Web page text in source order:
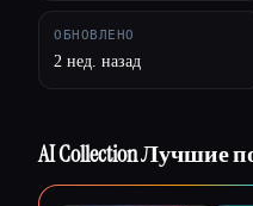
ОБНОВЛЕНО
2 нед. назад
AI Collection Лучшие